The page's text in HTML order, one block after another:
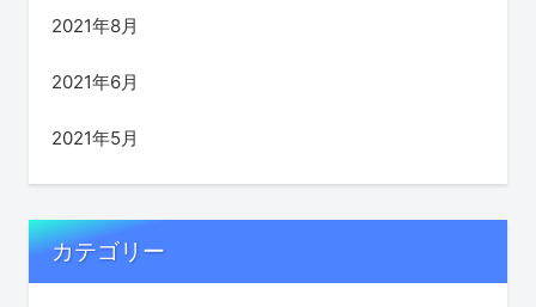
2021年8月
2021年6月
2021年5月
カテゴリー